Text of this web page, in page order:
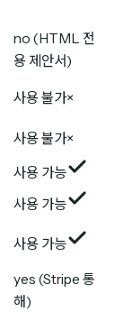
no (HTML 전
용 제안서)
사용 불가×
사용 불가×
사용 가능
사용 가능
사용 가능
yes (Stripe 통
해)